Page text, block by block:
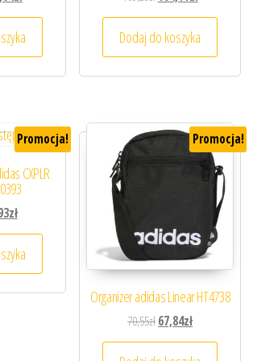
Dodaj do koszyka
Promocja!
CXPLR
cena wynosiła: 93,52zł.
złAktualna cena wynosi: 89,93zł.
Promocja!
Organizer adidas Linear HT4738
70,55złPierwotna cena
67,84złAktualna cena